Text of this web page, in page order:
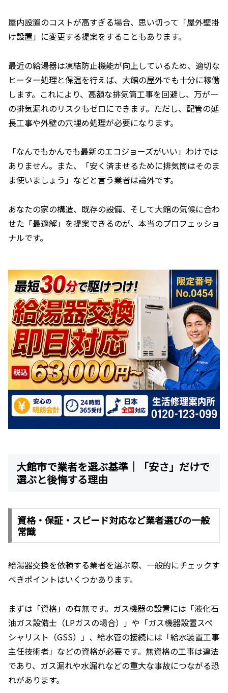
屋内設置のコストが高すぎる場合、思い切って「屋外壁掛
け設置」に変更する提案をすることもあります。
最近の給湯器は凍結防止機能が向上しているため、適切な
ヒーター処理と保温を行えば、大館の屋外でも十分に稼働
します。これにより、高額な排気筒工事を回避し、万が一
の排気漏れのリスクもゼロにできます。ただし、配管の延
長工事や外壁の穴埋め処理が必要になります。
「なんでもかんでも最新のエコジョーズがいい」わけでは
ありません。また、「安く済ませるために排気筒はそのま
ま使いましょう」などと言う業者は論外です。
あなたの家の構造、既存の設備、そして大館の気候に合わ
せた「最適解」を提案できるのが、本当のプロフェッショ
ナルです。
大館市で業者を選ぶ基準｜「安さ」だけで
選ぶと後悔する理由
資格・保証・スピード対応など業者選びの一般
常識
給湯器交換を依頼する業者を選ぶ際、一般的にチェックす
べきポイントはいくつかあります。
まずは「資格」の有無です。ガス機器の設置には「液化石
油ガス設備士（LPガスの場合）」や「ガス機器設置スペ
シャリスト（GSS）」、給水管の接続には「給水装置工事
主任技術者」などの資格が必要です。無資格の工事は違法
であり、ガス漏れや水漏れなどの重大な事故につながる恐
れがあります。